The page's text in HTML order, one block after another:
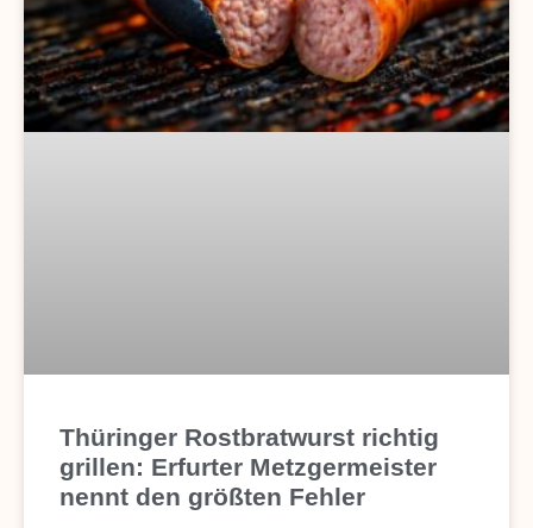
Thüringer Rostbratwurst richtig
grillen: Erfurter Metzgermeister
nennt den größten Fehler